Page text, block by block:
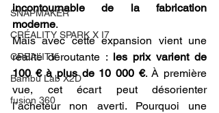
SNAPMAKER
CRÉALITY SPARK X I7
CREALITY
Bambu Lab X2D
fusion 360
incontournable de la fabrication
moderne.
Mais avec cette expansion vient une
réalité déroutante : les prix varient de
100 € à plus de 10 000 €. À première
vue, cet écart peut désorienter
l’acheteur non averti. Pourquoi une